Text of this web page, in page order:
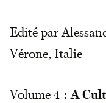
Edité par
Vérone, Italie
Volume 4 :A